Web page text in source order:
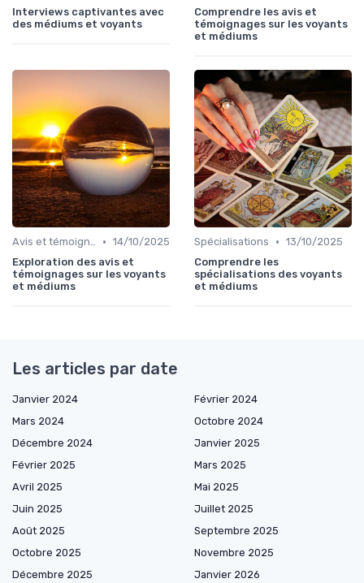
Interviews captivantes avec
des médiums et voyants
Comprendre les avis et
témoignages sur les voyants
et médiums
Avis et témoignages • 14/10/2025
Exploration des avis et
témoignages sur les voyants
et médiums
Spécialisations • 13/10/2025
Comprendre les
spécialisations des voyants
et médiums
Les articles par date
Janvier 2024
Février 2024
Mars 2024
Octobre 2024
Décembre 2024
Janvier 2025
Février 2025
Mars 2025
Avril 2025
Mai 2025
Juin 2025
Juillet 2025
Août 2025
Septembre 2025
Octobre 2025
Novembre 2025
Décembre 2025
Janvier 2026